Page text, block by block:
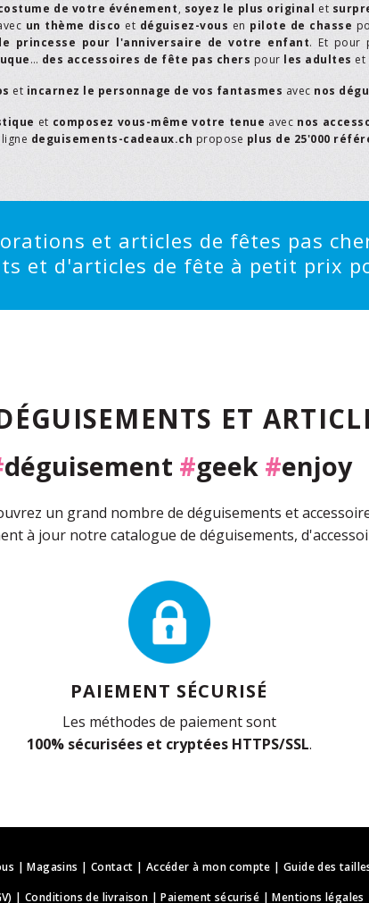
de votre événement, soyez le plus original et
un thème disco et déguisez-vous en pilote de chasse
princesse pour l'anniversaire de votre enfant. Et pour
… des accessoires de fête pas chers pour les adultes et
et incarnez le personnage de vos fantasmes avec nos
et composez vous-même votre tenue avec nos
deguisements-cadeaux.ch propose plus de 25'000
et articles de fêtes pas
et d'articles de fête à petit prix
ET
déguisement #geek #enjoy
un grand nombre de déguisements et
à jour notre catalogue de déguisements,
PAIEMENT SÉCURISÉ
Les méthodes de paiement sont
100% sécurisées et cryptées HTTPS/SSL.
|Magasins | Contact | Accéder à mon compte |Guide des
| Conditions de livraison |Paiement sécurisé |Mentions légales